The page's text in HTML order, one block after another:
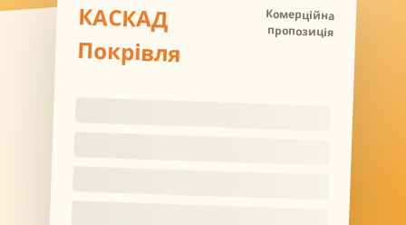
КАСКАД
Покрівля
Комерційна
пропозиція